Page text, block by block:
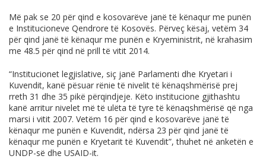
Më pak se 20 për qind e kosovarëve janë të kënaqur me punën
e Institucioneve Qendrore të Kosovës. Përveç kësaj, vetëm 34
për qind janë të kënaqur me punën e Kryeministrit, në krahasim
me 48.5 për qind në prill të vitit 2014.
“Institucionet legjislative, siç janë Parlamenti dhe Kryetari i
Kuvendit, kanë pësuar rënie të nivelit të kënaqshmërisë prej
rreth 31 dhe 35 pikë përqindjeje. Këto institucione gjithashtu
kanë arritur nivelet më të ulëta të tyre të kënaqshmërisë që nga
marsi i vitit 2007. Vetëm 16 për qind e kosovarëve janë të
kënaqur me punën e Kuvendit, ndërsa 23 për qind janë të
kënaqur me punën e Kryetarit të Kuvendit”, thuhet në anketën e
UNDP-së dhe USAID-it.